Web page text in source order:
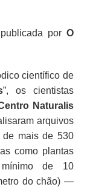
porO
científico de
”, os cientistas
Naturalis
arquivos
de mais de 530
como plantas
de 10
do chão) —